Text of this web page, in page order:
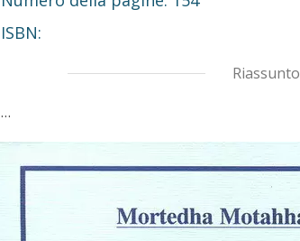
ISBN:
Riassunto
…